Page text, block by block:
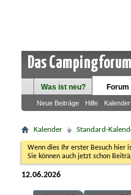
Das
Was ist neu? Forum
Neue Beiträge Hilfe Kalender
Kalender Standard-
Wenn dies Ihr erster Besuch hier
Sie können auch jetzt schon
12.06.2026